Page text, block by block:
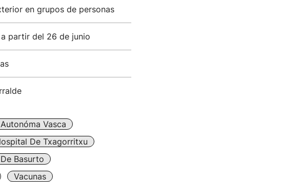
en grupos de personas
partir del 26 de junio
Vasca
De Txagorritxu
Basurto
Vacunas